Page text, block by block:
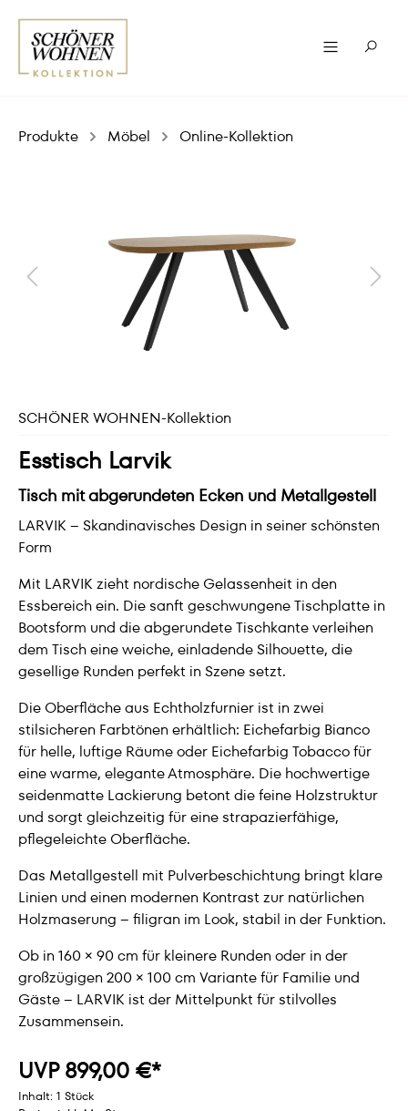
Produkte Möbel Online-Kollektion
SCHÖNER WOHNEN-Kollektion
Esstisch Larvik
Tisch mit abgerundeten Ecken und Metallgestell
LARVIK – Skandinavisches Design in seiner schönsten
Form
Mit LARVIK zieht nordische Gelassenheit in den
Essbereich ein. Die sanft geschwungene Tischplatte in
Bootsform und die abgerundete Tischkante verleihen
dem Tisch eine weiche, einladende Silhouette, die
gesellige Runden perfekt in Szene setzt.
Die Oberfläche aus Echtholzfurnier ist in zwei
stilsicheren Farbtönen erhältlich: Eichefarbig Bianco
für helle, luftige Räume oder Eichefarbig Tobacco für
eine warme, elegante Atmosphäre. Die hochwertige
seidenmatte Lackierung betont die feine Holzstruktur
und sorgt gleichzeitig für eine strapazierfähige,
pflegeleichte Oberfläche.
Das Metallgestell mit Pulverbeschichtung bringt klare
Linien und einen modernen Kontrast zur natürlichen
Holzmaserung – filigran im Look, stabil in der Funktion.
Ob in 160 × 90 cm für kleinere Runden oder in der
großzügigen 200 × 100 cm Variante für Familie und
Gäste – LARVIK ist der Mittelpunkt für stilvolles
Zusammensein.
UVP 899,00 €*
Inhalt: 1 Stück